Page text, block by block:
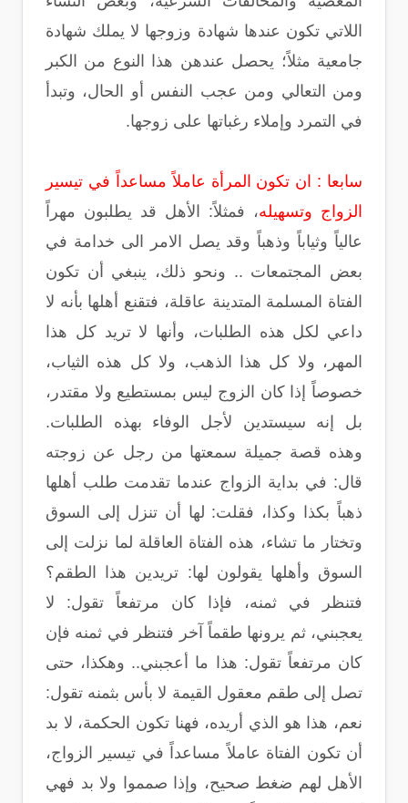
اللاتي تكون عندها شهادة وزوجها لا يملك شهادة
جامعية مثلاً؛ يحصل عندهن هذا النوع من الكبر
ومن التعالي ومن عجب النفس أو الحال، وتبدأ
في التمرد وإملاء رغباتها على زوجها.
سابعا : ان تكون المرأة عاملاً مساعداً في تيسير
الزواج وتسهيله، فمثلاً: الأهل قد يطلبون مهراً
عالياً وثياباً وذهباً وقد يصل الامر الى خدامة في
بعض المجتمعات .. ونحو ذلك، ينبغي أن تكون
الفتاة المسلمة المتدينة عاقلة، فتقنع أهلها بأنه لا
داعي لكل هذه الطلبات، وأنها لا تريد كل هذا
المهر، ولا كل هذا الذهب، ولا كل هذه الثياب،
خصوصاً إذا كان الزوج ليس بمستطيع ولا مقتدر،
بل إنه سيستدين لأجل الوفاء بهذه الطلبات.
وهذه قصة جميلة سمعتها من رجل عن زوجته
قال: في بداية الزواج عندما تقدمت طلب أهلها
ذهباً بكذا وكذا، فقلت: لها أن تنزل إلى السوق
وتختار ما تشاء، هذه الفتاة العاقلة لما نزلت إلى
السوق وأهلها يقولون لها: تريدين هذا الطقم؟
فتنظر في ثمنه، فإذا كان مرتفعاً تقول: لا
يعجبني، ثم يرونها طقماً آخر فتنظر في ثمنه فإن
كان مرتفعاً تقول: هذا ما أعجبني.. وهكذا، حتى
تصل إلى طقم معقول القيمة لا بأس بثمنه تقول:
نعم، هذا هو الذي أريده، فهنا تكون الحكمة، لا بد
أن تكون الفتاة عاملاً مساعداً في تيسير الزواج،
الأهل لهم ضغط صحيح، وإذا صمموا ولا بد فهي